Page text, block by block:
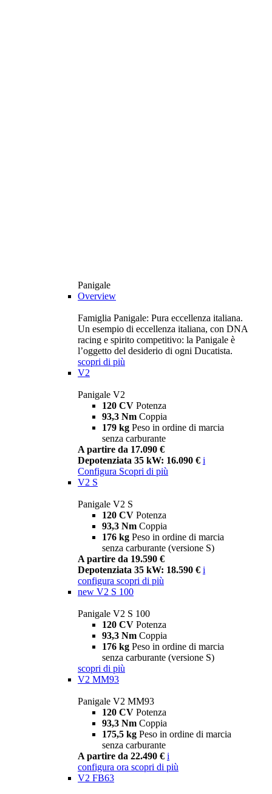
Panigale
Overview
Famiglia Panigale: Pura eccellenza italiana.
Un esempio di eccellenza italiana, con DNA
racing e spirito competitivo: la Panigale è
l’oggetto del desiderio di ogni Ducatista.
scopri di più
V2
Panigale V2
120 CV Potenza
93,3 Nm Coppia
179 kg Peso in ordine di marcia
senza carburante
A partire da 17.090 €
Depotenziata 35 kW: 16.090 € i
Configura Scopri di più
V2 S
Panigale V2 S
120 CV Potenza
93,3 Nm Coppia
176 kg Peso in ordine di marcia
senza carburante (versione S)
A partire da 19.590 €
Depotenziata 35 kW: 18.590 € i
configura scopri di più
new V2 S 100
Panigale V2 S 100
120 CV Potenza
93,3 Nm Coppia
176 kg Peso in ordine di marcia
senza carburante (versione S)
scopri di più
V2 MM93
Panigale V2 MM93
120 CV Potenza
93,3 Nm Coppia
175,5 kg Peso in ordine di marcia
senza carburante
A partire da 22.490 € i
configura ora scopri di più
V2 FB63